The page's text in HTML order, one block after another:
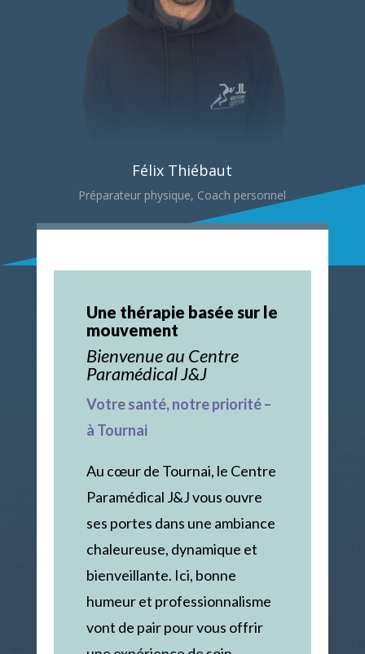
Félix Thiébaut
Préparateur physique, Coach personnel
Une thérapie basée sur le
mouvement
Bienvenue au Centre
Paramédical J&J
Votre santé, notre priorité –
à Tournai
Au cœur de Tournai, le Centre
Paramédical J&J vous ouvre
ses portes dans une ambiance
chaleureuse, dynamique et
bienveillante. Ici, bonne
humeur et professionnalisme
vont de pair pour vous offrir